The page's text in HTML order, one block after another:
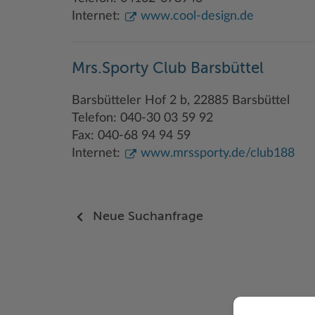
Internet:
www.cool-design.de
Mrs.Sporty Club Barsbüttel
Barsbütteler Hof 2 b, 22885 Barsbüttel
Telefon: 040-30 03 59 92
Fax: 040-68 94 94 59
Internet:
www.mrssporty.de/club188
Neue Suchanfrage